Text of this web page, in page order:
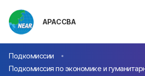
АРАССВА
Подкомиссии
Подкомиссия по экономике и